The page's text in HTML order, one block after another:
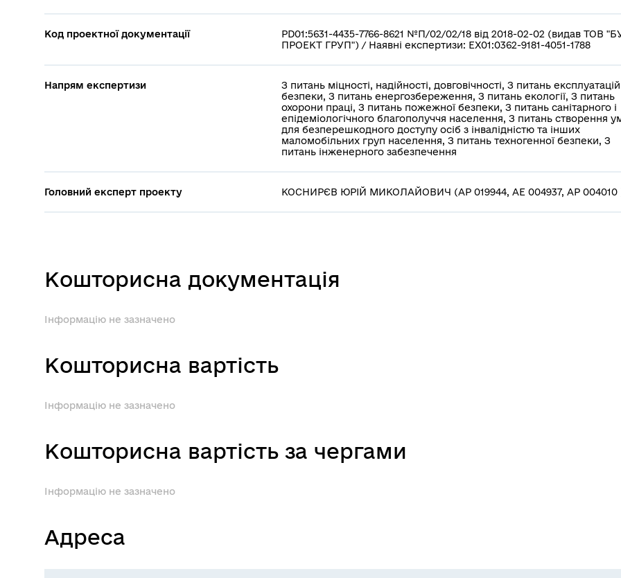
Код проектної документації
PD01:5631-4435-7766-8621 №П/02/02/18 від 2018-02-02 (видав ТОВ
ПРОЕКТ ГРУП") / Наявні експертизи: EX01:0362-9181-4051-1788
Напрям експертизи
З питань міцності, надійності, довговічності, З питань
безпеки, З питань енергозбереження, З питань екології, З питань
охорони праці, З питань пожежної безпеки, З питань санітарного і
епідеміологічного благополуччя населення, З питань створення
для безперешкодного доступу осіб з інвалідністю та інших
маломобільних груп населення, З питань техногенної безпеки, З
питань інженерного забезпечення
Головний експерт проекту КОСНИРЄВ ЮРІЙ МИКОЛАЙОВИЧ (АР 019944, АЕ 004937, АР 004010
Кошторисна документація
Інформацію не зазначено
Кошторисна вартість
Інформацію не зазначено
Кошторисна вартість за чергами
Інформацію не зазначено
Адреса